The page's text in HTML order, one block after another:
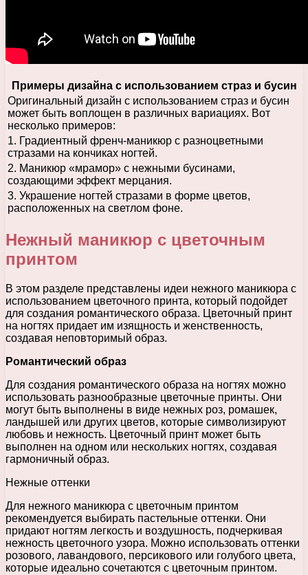
Примеры дизайна с использованием страз и бусин
Оригинальный дизайн с использованием страз и бусин
может быть воплощен в различных вариациях. Вот
несколько примеров:
1. Градиентный френч-маникюр с разноцветными
стразами на кончиках ногтей.
2. Маникюр «мрамор» с нежными бусинами,
создающими эффект мерцания.
3. Украшение ногтей стразами в форме цветов,
расположенных на светлом фоне.
Нежный маникюр с цветочным
принтом
В этом разделе представлены идеи нежного маникюра с
использованием цветочного принта, который подойдет
для создания романтического образа. Цветочный принт
на ногтях придает им изящность и женственность,
создавая неповторимый образ.
Романтический образ
Для создания романтического образа на ногтях можно
использовать разнообразные цветочные принты. Они
могут быть выполнены в виде нежных роз, ромашек,
ландышей или других цветов, которые символизируют
любовь и нежность. Цветочный принт может быть
выполнен на одном или нескольких ногтях, создавая
гармоничный образ.
Нежные оттенки
Для нежного маникюра с цветочным принтом
рекомендуется выбирать пастельные оттенки. Они
придают ногтям легкость и воздушность, подчеркивая
нежность цветочного узора. Можно использовать оттенки
розового, лавандового, персикового или голубого цвета,
которые идеально сочетаются с цветочным принтом.